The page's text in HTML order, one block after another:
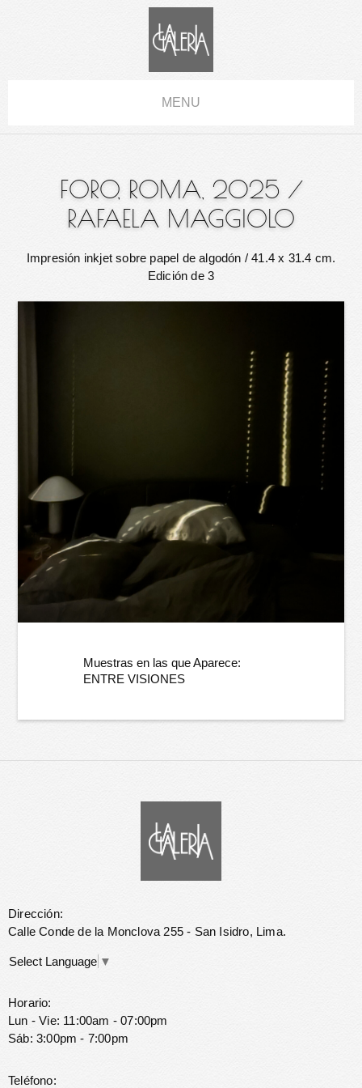
MENU
FORO, ROMA, 2025 /
RAFAELA MAGGIOLO
Impresión inkjet sobre papel de algodón / 41.4 x 31.4 cm.
Edición de 3
Muestras en las que Aparece:
ENTRE VISIONES
Dirección:
Calle Conde de la Monclova 255 - San Isidro, Lima.
Select Language ▼
Horario:
Lun - Vie: 11:00am - 07:00pm
Sáb: 3:00pm - 7:00pm
Teléfono: